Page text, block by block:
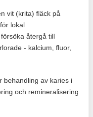
vit (krita) fläck på
lokal
återgå till
- kalcium, fluor,
behandling av karies i
och remineralisering